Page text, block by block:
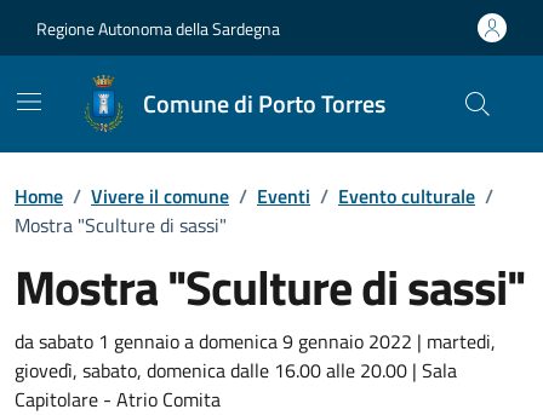
Regione Autonoma della Sardegna
Comune di Porto Torres
Home / Vivere il comune / Eventi / Evento culturale /
Mostra "Sculture di sassi"
Mostra "Sculture di sassi"
Dettaglio dell'evento
da sabato 1 gennaio a domenica 9 gennaio 2022 | martedi,
giovedì, sabato, domenica dalle 16.00 alle 20.00 | Sala
Capitolare - Atrio Comita